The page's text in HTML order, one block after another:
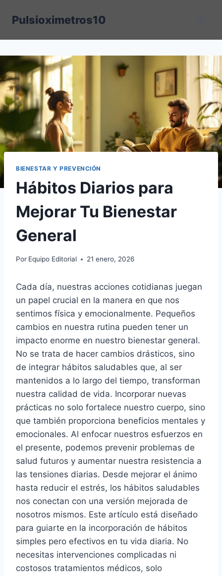
Pulsioximetros10
BIENESTAR Y PREVENCIÓN
Hábitos Diarios para
Mejorar Tu Bienestar
General
Por Equipo Editorial 21 enero, 2026
Cada día, nuestras acciones cotidianas juegan
un papel crucial en la manera en que nos
sentimos física y emocionalmente. Pequeños
cambios en nuestra rutina pueden tener un
impacto enorme en nuestro bienestar general.
No se trata de hacer cambios drásticos, sino
de integrar hábitos saludables que, al ser
mantenidos a lo largo del tiempo, transforman
nuestra calidad de vida. Incorporar nuevas
prácticas no solo fortalece nuestro cuerpo, sino
que también proporciona beneficios mentales y
emocionales. Al enfocar nuestros esfuerzos en
el presente, podemos prevenir problemas de
salud futuros y aumentar nuestra resistencia a
las tensiones diarias. Desde mejorar el ánimo
hasta reducir el estrés, los hábitos saludables
nos conectan con una versión mejorada de
nosotros mismos. Este artículo está diseñado
para guiarte en la incorporación de hábitos
simples pero efectivos en tu vida diaria. No
necesitas intervenciones complicadas ni
costosos tratamientos médicos, solo